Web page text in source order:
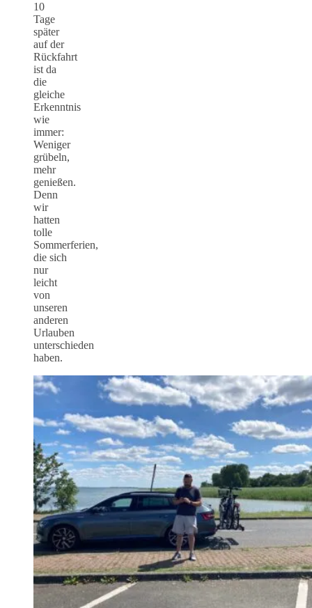
10
Tage
später
auf der
Rückfahrt
ist da
die
gleiche
Erkenntnis
wie
immer:
Weniger
grübeln,
mehr
genießen.
Denn
wir
hatten
tolle
Sommerferien,
die sich
nur
leicht
von
unseren
anderen
Urlauben
unterschieden
haben.